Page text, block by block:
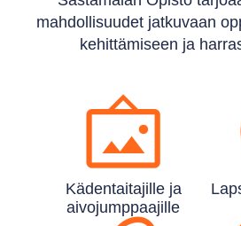
mahdollisuudet jatkuvaan
kehittämiseen ja
Käden­taitajille ja
aivo­jumppaajille